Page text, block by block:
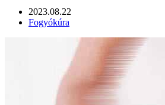
2023.08.22
Fogyókúra